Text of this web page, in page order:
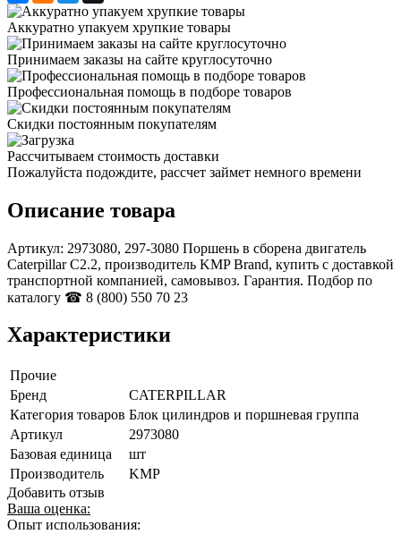
Аккуратно упакуем хрупкие товары
Принимаем заказы на сайте круглосуточно
Профессиональная помощь в подборе товаров
Скидки постоянным покупателям
Рассчитываем стоимость доставки
Пожалуйста подождите, рассчет займет немного времени
Описание товара
Артикул: 2973080, 297-3080 Поршень в сборена двигатель
Caterpillar С2.2, производитель KMP Brand, купить с доставкой
транспортной компанией, самовывоз. Гарантия. Подбор по
каталогу ☎ 8 (800) 550 70 23
Характеристики
Прочие
Бренд
CATERPILLAR
Категория товаров Блок цилиндров и поршневая группа
Артикул
2973080
Базовая единица
шт
Производитель
KMP
Добавить отзыв
Ваша оценка:
Опыт использования: